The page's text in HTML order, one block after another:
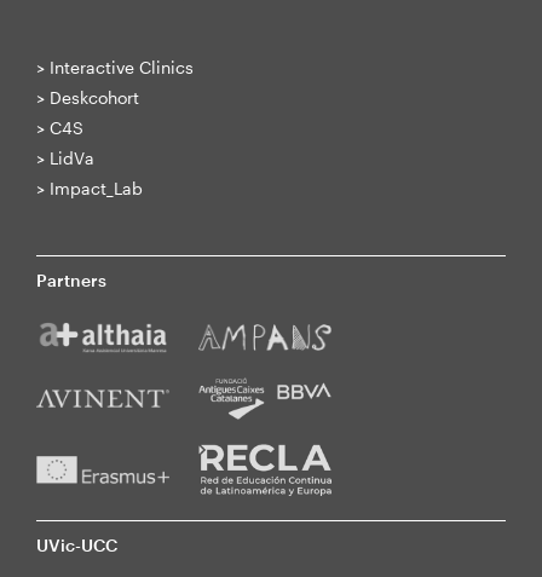
> Interactive Clinics
> Deskcohort
> C4S
> LidVa
> Impact_Lab
Partners
UVic-UCC